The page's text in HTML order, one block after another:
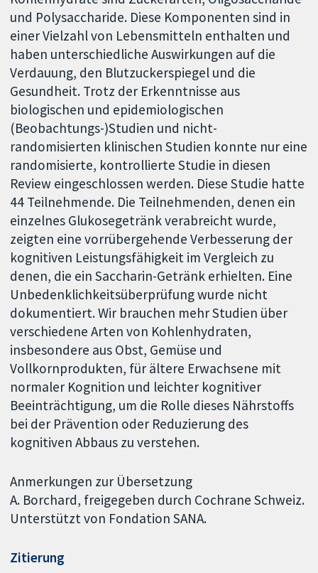
und Polysaccharide. Diese Komponenten sind in
einer Vielzahl von Lebensmitteln enthalten und
haben unterschiedliche Auswirkungen auf die
Verdauung, den Blutzuckerspiegel und die
Gesundheit. Trotz der Erkenntnisse aus
biologischen und epidemiologischen
(Beobachtungs-)Studien und nicht-
randomisierten klinischen Studien konnte nur eine
randomisierte, kontrollierte Studie in diesen
Review eingeschlossen werden. Diese Studie hatte
44 Teilnehmende. Die Teilnehmenden, denen ein
einzelnes Glukosegetränk verabreicht wurde,
zeigten eine vorrübergehende Verbesserung der
kognitiven Leistungsfähigkeit im Vergleich zu
denen, die ein Saccharin-Getränk erhielten. Eine
Unbedenklichkeitsüberprüfung wurde nicht
dokumentiert. Wir brauchen mehr Studien über
verschiedene Arten von Kohlenhydraten,
insbesondere aus Obst, Gemüse und
Vollkornprodukten, für ältere Erwachsene mit
normaler Kognition und leichter kognitiver
Beeinträchtigung, um die Rolle dieses Nährstoffs
bei der Prävention oder Reduzierung des
kognitiven Abbaus zu verstehen.
Anmerkungen zur Übersetzung
A. Borchard, freigegeben durch Cochrane Schweiz.
Unterstützt von Fondation SANA.
Zitierung